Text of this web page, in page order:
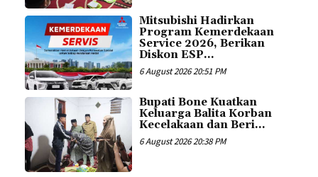
Mitsubishi Hadirkan
Program Kemerdekaan
Service 2026, Berikan
Diskon ESP...
6 August 2026 20:51 PM
Bupati Bone Kuatkan
Keluarga Balita Korban
Kecelakaan dan Beri...
6 August 2026 20:38 PM